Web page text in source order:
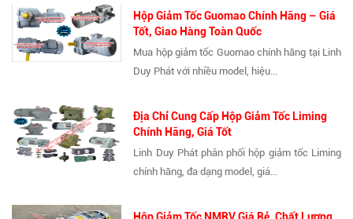
Hộp Giảm Tốc Guomao Chính Hãng – Giá
Tốt, Giao Hàng Toàn Quốc
Mua hộp giảm tốc Guomao chính hãng tại Linh
Duy Phát với nhiều model, hiệu...
Địa Chỉ Cung Cấp Hộp Giảm Tốc Liming
Chính Hãng, Giá Tốt
Linh Duy Phát phân phối hộp giảm tốc Liming
chính hãng, đa dạng model, giá...